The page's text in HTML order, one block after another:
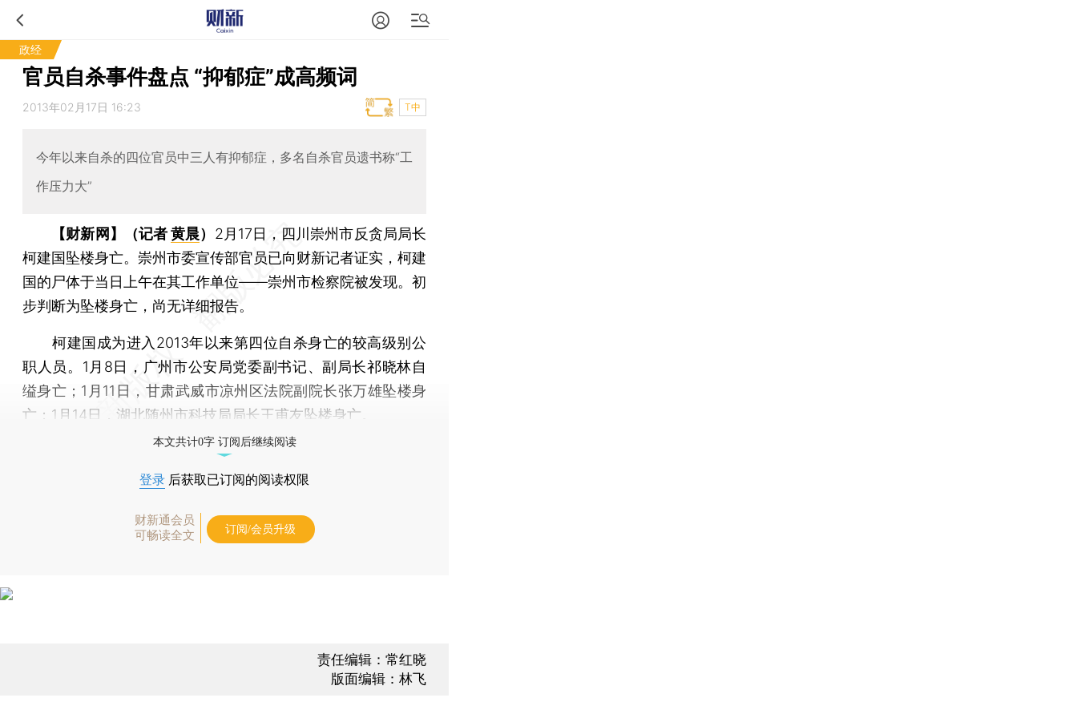
政经
官员自杀事件盘点 “抑郁症”成高频词
2013年02月17日 16:23 T中
今年以来自杀的四位官员中三人有抑郁症，多名自杀官员遗书称“工
作压力大”
【财新网】（记者黄晨） 2月17日，四川崇州市反贪局局长
柯建国坠楼身亡。崇州市委宣传部官员已向财新记者证实，柯建
国的尸体于当日上午在其工作单位——崇州市检察院被发现。初
步判断为坠楼身亡，尚无详细报告。
柯建国成为进入2013年以来第四位自杀身亡的较高级别公
职人员。1月8日，广州市公安局党委副书记、副局长祁晓林自
缢身亡；1月11日，甘肃武威市凉州区法院副院长张万雄坠楼身
亡；1月14日，湖北随州市科技局局长王甫友坠楼身亡。
本文共计0字 订阅后继续阅读
登录 后获取已订阅的阅读权限
财新通会员
可畅读全文
订阅/会员升级
责任编辑：常红晓
版面编辑：林飞